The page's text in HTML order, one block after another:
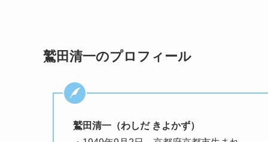
鷲田清一のプロフィール
鷲田清一（わしだ きよかず）